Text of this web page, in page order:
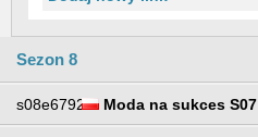
Sezon 8
s08e6792 Moda na sukces S07